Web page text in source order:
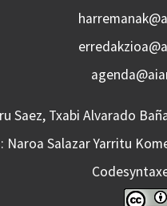
Saez, Txabi Alvarado
Naroa Salazar Yarritu